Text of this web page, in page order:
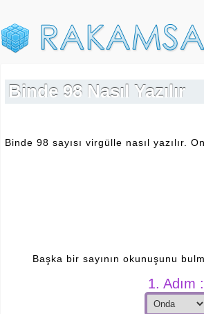
Binde 98 Nasıl Yazılır
Binde 98 sayısı virgülle nasıl yazılır.
Başka bir sayının okunuşunu
1. Adım :